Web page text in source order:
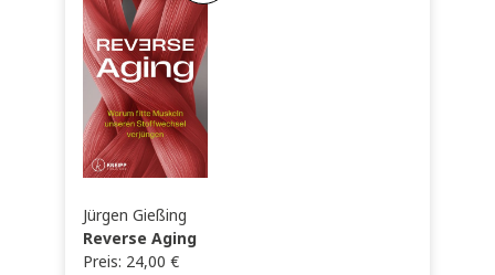
Jürgen Gießing
Reverse Aging
Preis: 24,00€